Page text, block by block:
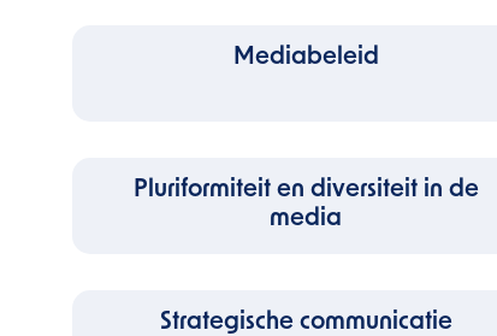
Mediabeleid
Pluriformiteit en diversiteit in de
media
Strategische communicatie